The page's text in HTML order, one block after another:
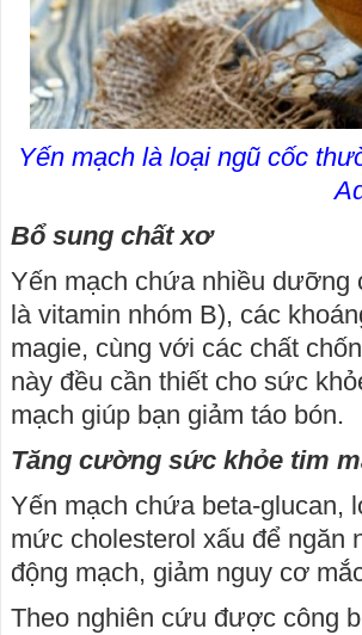
Yến mạch là loại ngũ cốc
Bổ sung chất xơ
Yến mạch chứa nhiều dưỡng
là vitamin nhóm B), các
magie, cùng với các chất
này đều cần thiết cho sức
mạch giúp bạn giảm táo bón.
Tăng cường sức khỏe tim
Yến mạch chứa beta-glucan,
mức cholesterol xấu để ngăn
động mạch, giảm nguy cơ
Theo nghiên cứu được công